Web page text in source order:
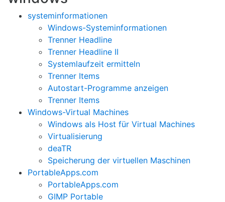
systeminformationen
Windows-Systeminformationen
Trenner Headline
Trenner Headline II
Systemlaufzeit ermitteln
Trenner Items
Autostart-Programme anzeigen
Trenner Items
Windows-Virtual Machines
Windows als Host für Virtual Machines
Virtualisierung
deaTR
Speicherung der virtuellen Maschinen
PortableApps.com
PortableApps.com
GIMP Portable